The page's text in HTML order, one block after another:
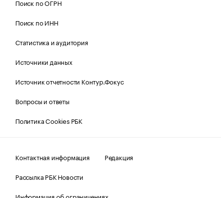
Поиск по ОГРН
Поиск по ИНН
Статистика и аудитория
Источники данных
Источник отчетности Контур.Фокус
Вопросы и ответы
Политика Cookies РБК
Контактная информация
Редакция
Рассылка РБК Новости